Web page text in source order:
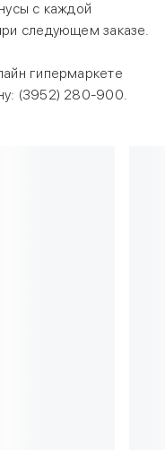
с каждой
следующем заказе.
гипермаркете
(3952) 280-900.